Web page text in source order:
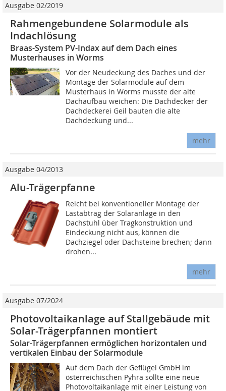
Ausgabe 02/2019
Rahmengebundene Solarmodule als
Indachlösung
Braas-System PV-Indax auf dem Dach eines
Musterhauses in Worms
Vor der Neudeckung des Daches und der
Montage der Solarmodule auf dem
Musterhaus in Worms musste der alte
Dachaufbau weichen: Die Dachdecker der
Dachdeckerei Geil bauten die alte
Dachdeckung und...
mehr
Ausgabe 04/2013
Alu-Trägerpfanne
Reicht bei konventioneller Montage der
Lastabtrag der Solaranlage in den
Dachstuhl über Tragkonstruktion und
Eindeckung nicht aus, können die
Dachziegel oder Dachsteine brechen; dann
drohen...
mehr
Ausgabe 07/2024
Photovoltaikanlage auf Stallgebäude mit
Solar-Trägerpfannen montiert
Solar-Trägerpfannen ermöglichen horizontalen und
vertikalen Einbau der Solarmodule
Auf dem Dach der Geflügel GmbH im
österreichischen Pyhra sollte eine neue
Photovoltaikanlage mit einer Leistung von